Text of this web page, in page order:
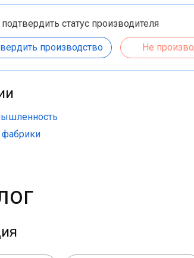
статус производителя
производство Не